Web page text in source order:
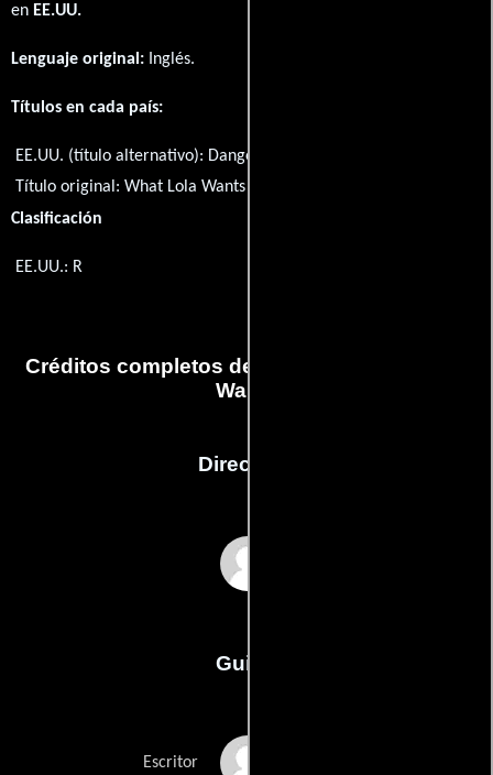
en EE.UU.
Lenguaje original: Inglés.
Títulos en cada país:
EE.UU. (título alternativo): Dangerous Getaway
Título original:What Lola Wants
Clasificación
EE.UU.: R
Créditos completos de la película What Lola
Wants
Dirección
Guión
Escritor